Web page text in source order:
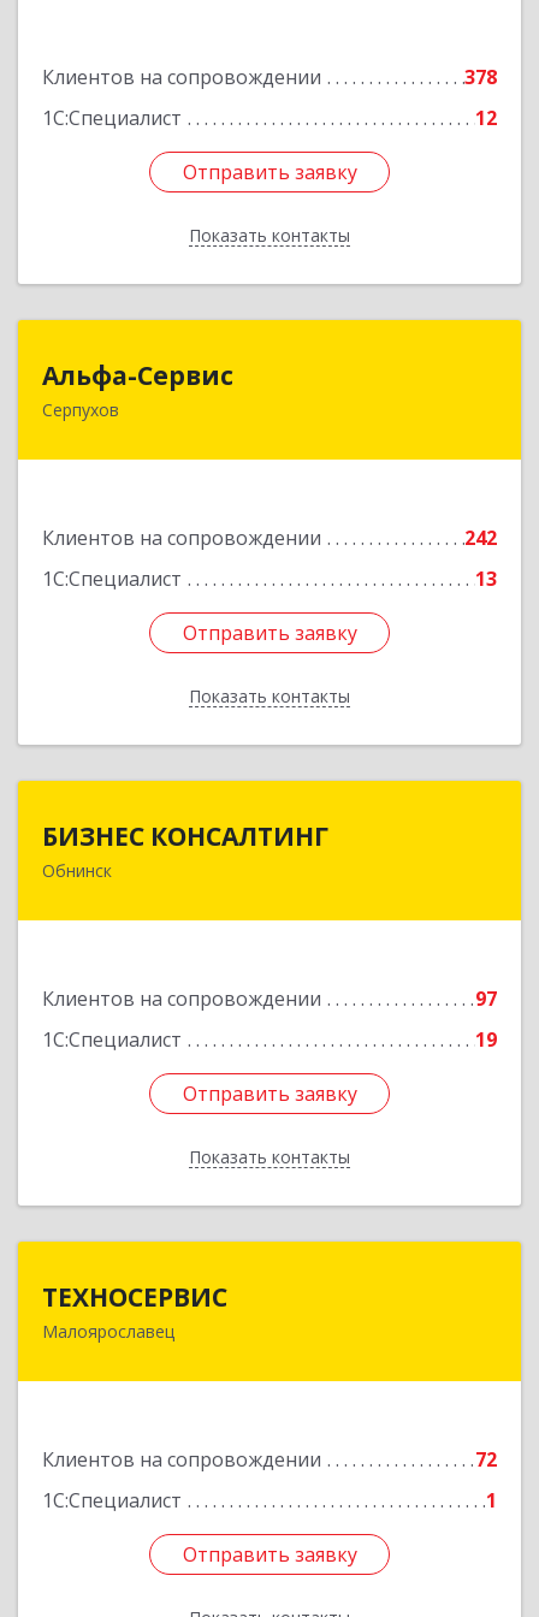
Клиентов на сопровождении
378
1С:Специалист
12
Отправить заявку
Показать контакты
Отправить заявку
Назад
Альфа-Сервис
Серпухов
Клиентов на сопровождении
242
1С:Специалист
13
Отправить заявку
Показать контакты
Отправить заявку
Назад
БИЗНЕС КОНСАЛТИНГ
Обнинск
Клиентов на сопровождении
97
1С:Специалист
19
Отправить заявку
Показать контакты
249032, Калужская обл, Обнинск г, Курчатова ул,
Отправить заявку
Назад
ТЕХНОСЕРВИС
Малоярославец
Клиентов на сопровождении
72
1С:Специалист
1
Отправить заявку
249094, Калужская обл, Малоярославецкий р-н,
Отправить заявку